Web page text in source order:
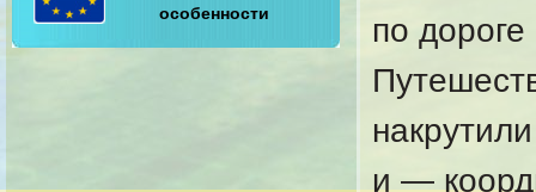
особенности
по
и —